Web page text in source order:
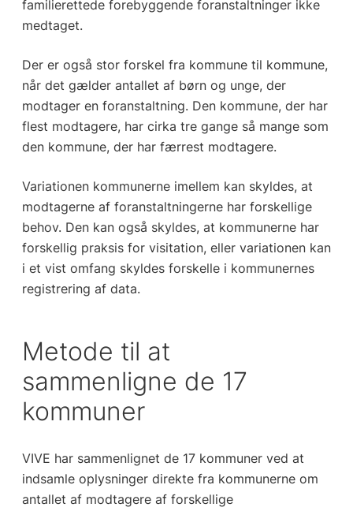
familierettede forebyggende foranstaltninger ikke
medtaget.
Der er også stor forskel fra kommune til kommune,
når det gælder antallet af børn og unge, der
modtager en foranstaltning. Den kommune, der har
flest modtagere, har cirka tre gange så mange som
den kommune, der har færrest modtagere.
Variationen kommunerne imellem kan skyldes, at
modtagerne af foranstaltningerne har forskellige
behov. Den kan også skyldes, at kommunerne har
forskellig praksis for visitation, eller variationen kan
i et vist omfang skyldes forskelle i kommunernes
registrering af data.
Metode til at
sammenligne de 17
kommuner
VIVE har sammenlignet de 17 kommuner ved at
indsamle oplysninger direkte fra kommunerne om
antallet af modtagere af forskellige